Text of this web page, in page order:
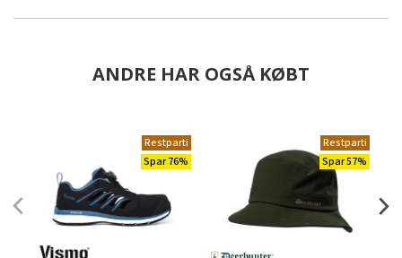
ANDRE HAR OGSÅ KØBT
Restparti
Spar 76%
Restparti
Spar 57%